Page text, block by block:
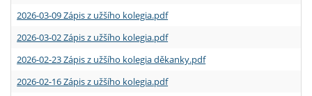
2026-03-09 Zápis z užšího kolegia.pdf
2026-03-02 Zápis z užšího kolegia.pdf
2026-02-23 Zápis z užšího kolegia děkanky.pdf
2026-02-16 Zápis z užšího kolegia.pdf